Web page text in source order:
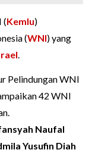
(Kemlu)
(WNI) yang
.
Pelindungan WNI
42 WNI
Naufal
Yusufin Diah